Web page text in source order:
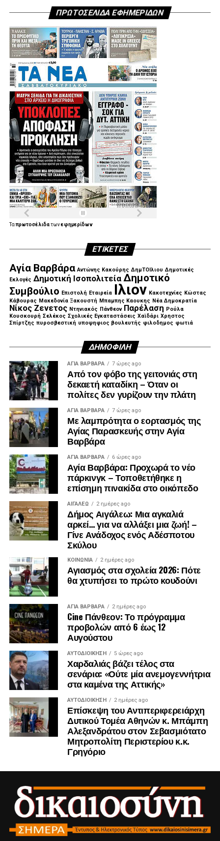
.
.
ΠΡΩΤΟΣΕΛΙΔΑ ΕΦΗΜΕΡΙΔΩΝ
Ταπρωτοσέλιδατωνεφημερίδων
ΕΤΙΚΈΤΕΣ
Αγία Βαρβάρα Αντώνης Κακούρης ΔημΤΟΙλιου Δημοτικές
Εκλογές Δημοτική Ισοπολιτεία Δημοτικό
Συμβούλιο Επιστολή Εταιρεία Ιλιον Κακοτεχνίες Κώστας
Κάβουρας Μακεδονία Ξακουστή Μπαμπης Καουκης Νέα Δημοκρατία
Νίκος Ζενετος Ντηνιακός Πάνθεον Παρέλαση Ρούλα
Κουσκουρή Σελέκος Σχολικές Εγκαταστάσεις Χαϊδάρι Χρηστος
Σπίρτζης πυροσβεστική υποψηφιος βουλευτής φιλοδημος φωτιά
ΔΗΜΟΦΙΛΉ
ΑΓΙΑ ΒΑΡΒΑΡΑ 7 ώρες ago
Από τον φόβο της γειτονιάς στη
δεκαετή καταδίκη – Όταν οι
πολίτες δεν γυρίζουν την πλάτη
ΑΓΙΑ ΒΑΡΒΑΡΑ 7 ώρες ago
Με λαμπρότητα ο εορτασμός της
Αγίας Παρασκευής στην Αγία
Βαρβάρα
ΑΓΙΑ ΒΑΡΒΑΡΑ 6 ώρες ago
Αγία Βαρβάρα: Προχωρά το νέο
πάρκινγκ – Τοποθετήθηκε η
επίσημη πινακίδα στο οικόπεδο
ΑΙΓΑΛΕΩ 2 ημέρες ago
Δήμος Αιγάλεω: Μια αγκαλιά
αρκεί… για να αλλάξει μια ζωή! –
Γίνε Ανάδοχος ενός Αδέσποτου
Σκύλου
ΚΟΙΝΩΝΊΑ 2 ημέρες ago
Αγιασμός στα σχολεία 2026: Πότε
θα χτυπήσει το πρώτο κουδούνι
ΑΓΙΑ ΒΑΡΒΑΡΑ 2 ημέρες ago
Cine Πάνθεον: Το πρόγραμμα
προβολών από 6 έως 12
Αυγούστου
ΑΥΤΟΔΙΟΊΚΗΣΗ 5 ώρες ago
Χαρδαλιάς βάζει τέλος στα
σενάρια: «Ούτε μία ανεμογεννήτρια
στα καμένα της Αττικής»
ΑΥΤΟΔΙΟΊΚΗΣΗ 2 ημέρες ago
Επίσκεψη του Αντιπεριφερειάρχη
Δυτικού Τομέα Αθηνών κ. Μπάμπη
Αλεξανδράτου στον Σεβασμιότατο
Μητροπολίτη Περιστερίου κ.κ.
Γρηγόριο